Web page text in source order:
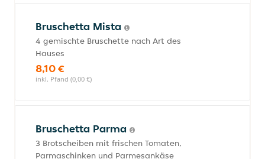
Bruschetta Mista
4 gemischte Bruschette nach Art des
Hauses
8,10 €
inkl. Pfand (0,00 €)
Bruschetta Parma
3 Brotscheiben mit frischen Tomaten,
Parmaschinken und Parmesankäse